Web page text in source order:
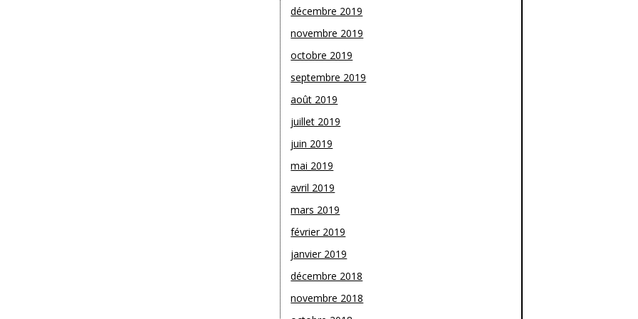
décembre 2019
novembre 2019
octobre 2019
septembre 2019
août 2019
juillet 2019
juin 2019
mai 2019
avril 2019
mars 2019
février 2019
janvier 2019
décembre 2018
novembre 2018